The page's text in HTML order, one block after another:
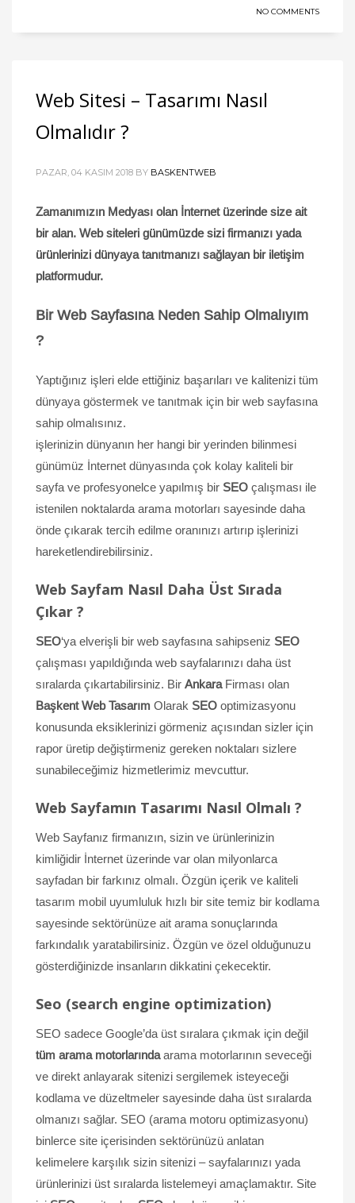
NO COMMENTS
Web Sitesi – Tasarımı Nasıl
Olmalıdır ?
PAZAR, 04 KASIM 2018 BY BASKENTWEB
Zamanımızın Medyası olan İnternet üzerinde size ait
bir alan. Web siteleri günümüzde sizi firmanızı yada
ürünlerinizi dünyaya tanıtmanızı sağlayan bir iletişim
platformudur.
Bir Web Sayfasına Neden Sahip Olmalıyım
?
Yaptığınız işleri elde ettiğiniz başarıları ve kalitenizi tüm
dünyaya göstermek ve tanıtmak için bir web sayfasına
sahip olmalısınız.
işlerinizin dünyanın her hangi bir yerinden bilinmesi
günümüz İnternet dünyasında çok kolay kaliteli bir
sayfa ve profesyonelce yapılmış bir SEO çalışması ile
istenilen noktalarda arama motorları sayesinde daha
önde çıkarak tercih edilme oranınızı artırıp işlerinizi
hareketlendirebilirsiniz.
Web Sayfam Nasıl Daha Üst Sırada
Çıkar ?
SEO‘ya elverişli bir web sayfasına sahipseniz SEO
çalışması yapıldığında web sayfalarınızı daha üst
sıralarda çıkartabilirsiniz. Bir AnkaraFirması olan
Başkent Web Tasarım Olarak SEO optimizasyonu
konusunda eksiklerinizi görmeniz açısından sizler için
rapor üretip değiştirmeniz gereken noktaları sizlere
sunabileceğimiz hizmetlerimiz mevcuttur.
Web Sayfamın Tasarımı Nasıl Olmalı ?
Web Sayfanız firmanızın, sizin ve ürünlerinizin
kimliğidir İnternet üzerinde var olan milyonlarca
sayfadan bir farkınız olmalı. Özgün içerik ve kaliteli
tasarım mobil uyumluluk hızlı bir site temiz bir kodlama
sayesinde sektörünüze ait arama sonuçlarında
farkındalık yaratabilirsiniz. Özgün ve özel olduğunuzu
gösterdiğinizde insanların dikkatini çekecektir.
Seo (search engine optimization)
SEO sadece Google’da üst sıralara çıkmak için değil
tüm arama motorlarındaarama motorlarının seveceği
ve direkt anlayarak sitenizi sergilemek isteyeceği
kodlama ve düzeltmeler sayesinde daha üst sıralarda
olmanızı sağlar. SEO (arama motoru optimizasyonu)
binlerce site içerisinden sektörünüzü anlatan
kelimelere karşılık sizin sitenizi – sayfalarınızı yada
ürünlerinizi üst sıralarda listelemeyi amaçlamaktır. Site